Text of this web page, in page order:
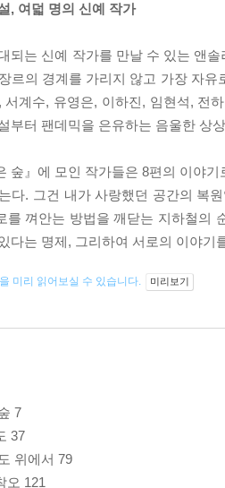
, 여덟 명의 신예 작가
되는 신예 작가를 만날 수 있는 앤
르의 경계를 가리지 않고 가장 자
서계수, 유영은, 이하진, 임현석, 전
부터 팬데믹을 은유하는 음울한 상
숲』에 모인 작가들은 8편의 이야
다. 그건 내가 사랑했던 공간의 복
를 껴안는 방법을 깨닫는 지하철의
다는 명제, 그리하여 서로의 이야
미리 읽어보실 수 있습니다. 미리보기
7
37
위에서 79
오 121